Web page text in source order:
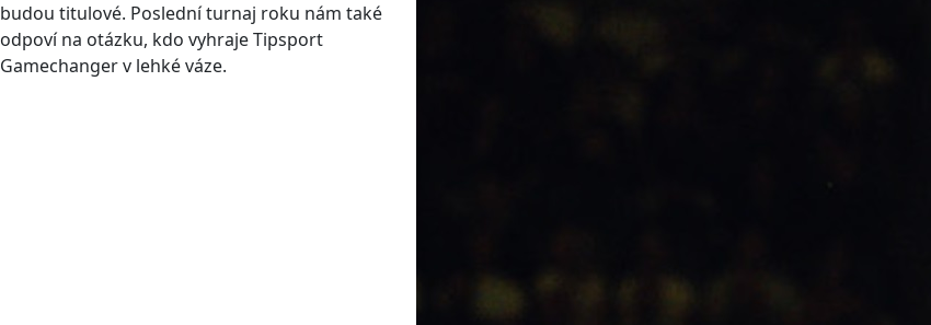
budou titulové. Poslední turnaj roku nám také
odpoví na otázku, kdo vyhraje Tipsport
Gamechanger v lehké váze.